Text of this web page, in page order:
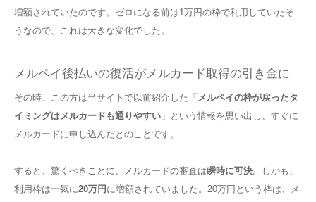
増額されていたのです。ゼロになる前は1万円の枠で利用していたそ
うなので、これは大きな変化でした。
メルペイ後払いの復活がメルカード取得の引き金に
その時、この方は当サイトで以前紹介した「 メルペイの枠が戻ったタ
イミングはメルカードも通りやすい 」という情報を思い出し、すぐに
メルカードに申し込んだとのことです。
すると、驚くべきことに、メルカードの審査は瞬時に可決。しかも、
利用枠は一気に20万円 に増額されていました。20万円という枠は、メ